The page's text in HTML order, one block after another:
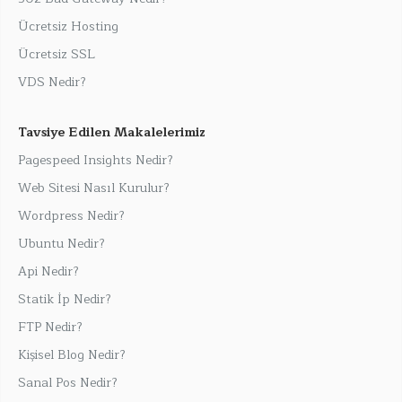
Ücretsiz Hosting
Ücretsiz SSL
VDS Nedir?
Tavsiye Edilen Makalelerimiz
Pagespeed Insights Nedir?
Web Sitesi Nasıl Kurulur?
Wordpress Nedir?
Ubuntu Nedir?
Api Nedir?
Statik İp Nedir?
FTP Nedir?
Kişisel Blog Nedir?
Sanal Pos Nedir?